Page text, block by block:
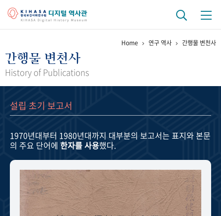
걸어온 길 기관 변천사
정책과 연구 키워드로 보는 연구 역사
연구자들
기록물 아카이브
사진 아카이브 문서 기록물 행정박물 영상 기록물
주년 기념
Home 연구 역사 간행물 변천사
간행물 변천사
History of Publications
설립 초기 보고서
1970년대부터 1980년대까지 대부분의 보고서는 표지와 본문
의 주요 단어에 한자를 사용했다.